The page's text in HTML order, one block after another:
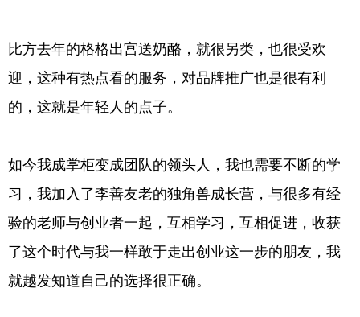
比方去年的格格出宫送奶酪，就很另类，也很受欢
迎，这种有热点看的服务，对品牌推广也是很有利
的，这就是年轻人的点子。
如今我成掌柜变成团队的领头人，我也需要不断的学
习，我加入了李善友老的独角兽成长营，与很多有经
验的老师与创业者一起，互相学习，互相促进，收获
了这个时代与我一样敢于走出创业这一步的朋友，我
就越发知道自己的选择很正确。